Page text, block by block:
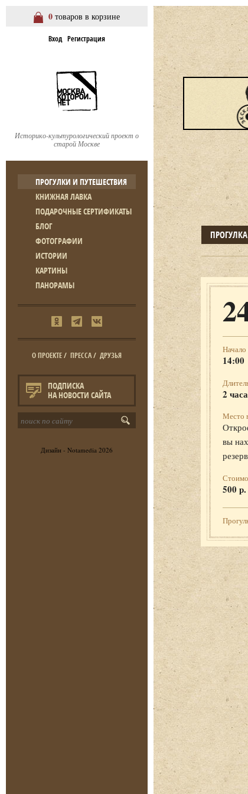
0 товаров в корзине
Вход Регистрация
Историко-культурологический проект о
старой Москве
ПРОГУЛКИ И ПУТЕШЕСТВИЯ
КНИЖНАЯ ЛАВКА
ПОДАРОЧНЫЕ СЕРТИФИКАТЫ
БЛОГ
ФОТОГРАФИИ
ИСТОРИИ
КАРТИНЫ
ПАНОРАМЫ
О ПРОЕКТЕ/ ПРЕССА/ ДРУЗЬЯ
ПОДПИСКА
НА НОВОСТИ САЙТА
Дизайн - Notamedia 2026
Начало
14:00
2 часа
Место
вы
500 р.